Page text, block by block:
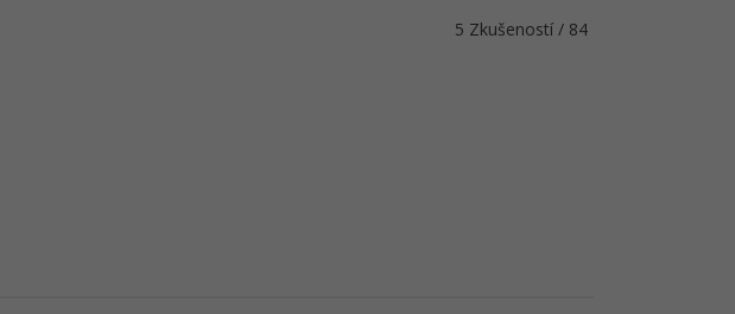
5 Zkušeností / 84